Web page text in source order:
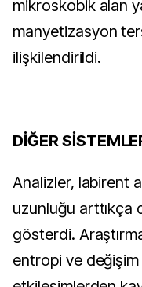
mikroskobik alan
manyetizasyon
ilişkilendirildi.
DİĞER
Analizler, labirent
uzunluğu arttıkça
gösterdi.
entropi ve